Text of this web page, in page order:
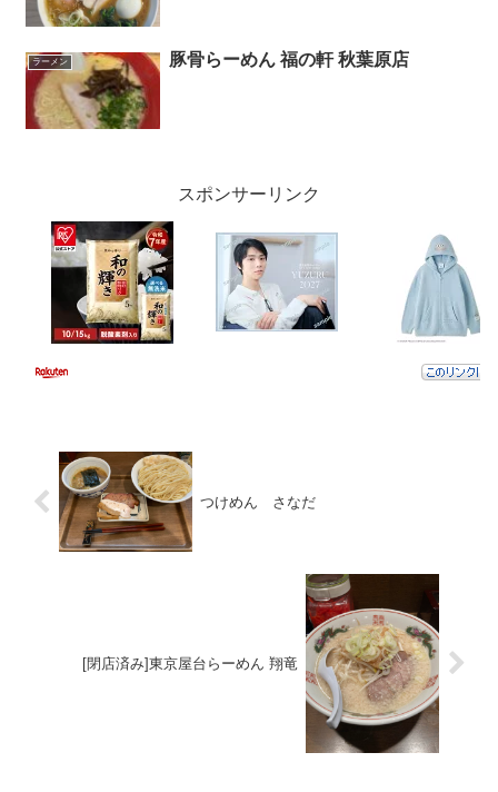
ラーメン 豚骨らーめん 福の軒 秋葉原店
スポンサーリンク
つけめん さなだ
[閉店済み]東京屋台らーめん 翔竜